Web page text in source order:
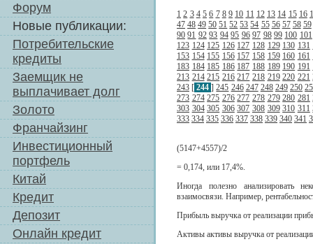
Форум
Новые публикации:
Потребительские
кредиты
Заемщик не
выплачивает долг
Золото
Франчайзинг
Инвестиционный
портфель
Китай
Кредит
Депозит
Онлайн кредит
1 2 3 4 5 6 7 8 9 10 11 12 13 14 15 16
47 48 49 50 51 52 53 54 55 56 57 58 59
90 91 92 93 94 95 96 97 98 99 100 101
123 124 125 126 127 128 129 130 131
153 154 155 156 157 158 159 160 161
183 184 185 186 187 188 189 190 191
213 214 215 216 217 218 219 220 221
243 [ 244 ]245 246 247 248 249 250
273 274 275 276 277 278 279 280 281
303 304 305 306 307 308 309 310 311
333 334 335 336 337 338 339 340 341
(5147+4557)/2
= 0,174, или 17,4%.
Иногда полезно анализировать
взаимосвязи. Например,
Прибыль выручка от реализации
Активы активы выручка от